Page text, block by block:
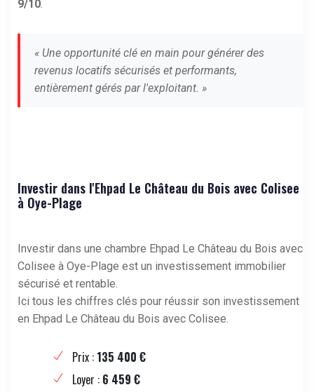
9/10
« Une opportunité clé en main pour générer des
revenus locatifs sécurisés et performants,
entièrement gérés par l'exploitant. »
Investir dans l'Ehpad Le Château du Bois avec Colisee
à Oye-Plage
Investir dans une chambre Ehpad Le Château du Bois avec
Colisee à Oye-Plage est un investissement immobilier
sécurisé et rentable.
Ici tous les chiffres clés pour réussir son investissement
en Ehpad Le Château du Bois avec Colisee.
Prix : 135 400 €
Loyer : 6 459 €